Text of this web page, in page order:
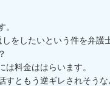
。
をしたいという件を弁
は料金ははらいます。
すともう逆ギレされそう